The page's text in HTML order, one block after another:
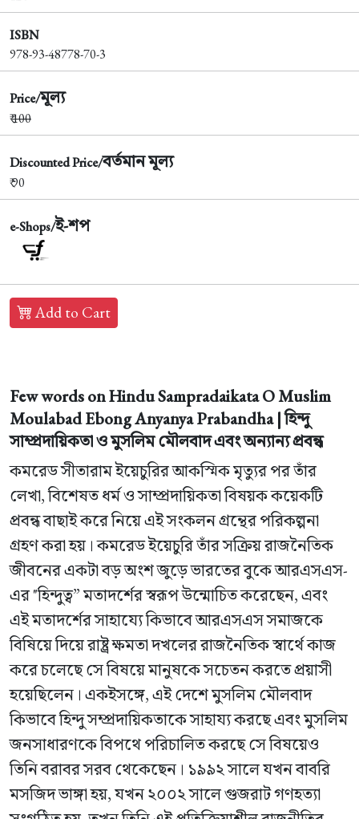
ISBN
978-93-48778-70-3
Price/মূল্য
₹100
Discounted Price/বর্তমান মূল্য
₹ 90
e-Shops/ই-শপ
Add to Cart
Few words on Hindu Sampradaikata O Muslim
Moulabad Ebong Anyanya Prabandha | হিন্দু
সাম্প্রদায়িকতা ও মুসলিম মৌলবাদ এবং অন্যান্য প্রবন্ধ
কমরেড সীতারাম ইয়েচুরির আকস্মিক মৃত্যুর পর তাঁর
লেখা, বিশেষত ধর্ম ও সাম্প্রদায়িকতা বিষয়ক কয়েকটি
প্রবন্ধ বাছাই করে নিয়ে এই সংকলন গ্রন্থের পরিকল্পনা
গ্রহণ করা হয়। কমরেড ইয়েচুরি তাঁর সক্রিয় রাজনৈতিক
জীবনের একটা বড় অংশ জুড়ে ভারতের বুকে আরএসএস-
এর "হিন্দুত্ব” মতাদর্শের স্বরূপ উন্মোচিত করেছেন, এবং
এই মতাদর্শের সাহায্যে কিভাবে আরএসএস সমাজকে
বিষিয়ে দিয়ে রাষ্ট্র ক্ষমতা দখলের রাজনৈতিক স্বার্থে কাজ
করে চলেছে সে বিষয়ে মানুষকে সচেতন করতে প্রয়াসী
হয়েছিলেন। একইসঙ্গে, এই দেশে মুসলিম মৌলবাদ
কিভাবে হিন্দু সম্প্রদায়িকতাকে সাহায্য করছে এবং মুসলিম
জনসাধারণকে বিপথে পরিচালিত করছে সে বিষয়েও
তিনি বরাবর সরব থেকেছেন। ১৯৯২ সালে যখন বাবরি
মসজিদ ভাঙ্গা হয়, যখন ২০০২ সালে গুজরাট গণহত্যা